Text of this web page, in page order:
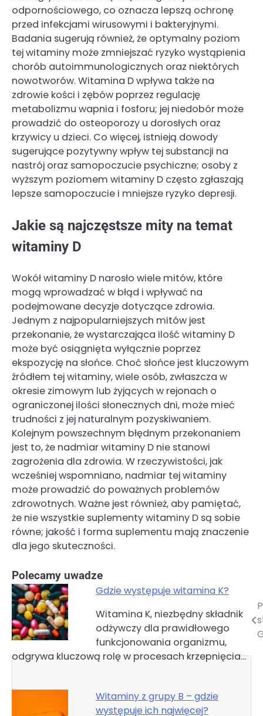
odpornościowego, co oznacza lepszą ochronę
przed infekcjami wirusowymi i bakteryjnymi.
Badania sugerują również, że optymalny poziom
tej witaminy może zmniejszać ryzyko wystąpienia
chorób autoimmunologicznych oraz niektórych
nowotworów. Witamina D wpływa także na
zdrowie kości i zębów poprzez regulację
metabolizmu wapnia i fosforu; jej niedobór może
prowadzić do osteoporozy u dorosłych oraz
krzywicy u dzieci. Co więcej, istnieją dowody
sugerujące pozytywny wpływ tej substancji na
nastrój oraz samopoczucie psychiczne; osoby z
wyższym poziomem witaminy D często zgłaszają
lepsze samopoczucie i mniejsze ryzyko depresji.
Jakie są najczęstsze mity na temat
witaminy D
Wokół witaminy D narosło wiele mitów, które
mogą wprowadzać w błąd i wpływać na
podejmowane decyzje dotyczące zdrowia.
Jednym z najpopularniejszych mitów jest
przekonanie, że wystarczająca ilość witaminy D
może być osiągnięta wyłącznie poprzez
ekspozycję na słońce. Choć słońce jest kluczowym
źródłem tej witaminy, wiele osób, zwłaszcza w
okresie zimowym lub żyjących w rejonach o
ograniczonej ilości słonecznych dni, może mieć
trudności z jej naturalnym pozyskiwaniem.
Kolejnym powszechnym błędnym przekonaniem
jest to, że nadmiar witaminy D nie stanowi
zagrożenia dla zdrowia. W rzeczywistości, jak
wcześniej wspomniano, nadmiar tej witaminy
może prowadzić do poważnych problemów
zdrowotnych. Ważne jest również, aby pamiętać,
że nie wszystkie suplementy witaminy D są sobie
równe; jakość i forma suplementu mają znaczenie
dla jego skuteczności.
Polecamy uwadze
Gdzie występuje witamina K?
Witamina K, niezbędny składnik
odżywczy dla prawidłowego
funkcjonowania organizmu,
odgrywa kluczową rolę w procesach krzepnięcia…
Witaminy z grupy B – gdzie
występuje ich najwięcej?
Nawigacja
wpisu